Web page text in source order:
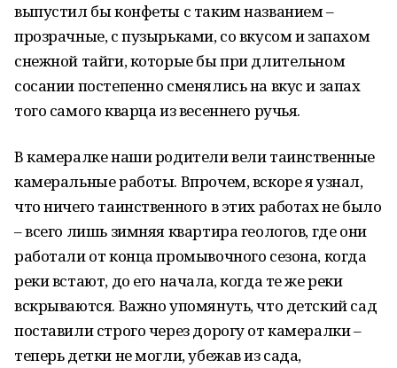
выпустил бы конфеты с таким названием –
прозрачные, с пузырьками, со вкусом и запахом
снежной тайги, которые бы при длительном
сосании постепенно сменялись на вкус и запах
того самого кварца из весеннего ручья.
В камералке наши родители вели таинственные
камеральные работы. Впрочем, вскоре я узнал,
что ничего таинственного в этих работах не было
– всего лишь зимняя квартира геологов, где они
работали от конца промывочного сезона, когда
реки встают, до его начала, когда те же реки
вскрываются. Важно упомянуть, что детский сад
поставили строго через дорогу от камералки –
теперь детки не могли, убежав из сада,